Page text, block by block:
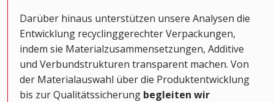
Darüber hinaus unterstützen unsere Analysen die
Entwicklung recyclinggerechter Verpackungen,
indem sie Materialzusammensetzungen, Additive
und Verbundstrukturen transparent machen. Von
der Materialauswahl über die Produktentwicklung
bis zur Qualitätssicherung begleiten wir